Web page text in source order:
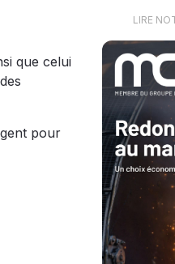
que celui
pour
LIRE